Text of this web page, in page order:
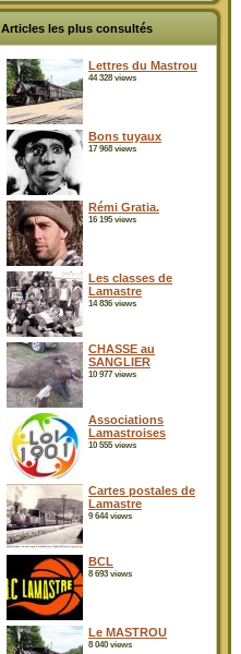
Articles les plus consultés
Lettres du Mastrou
44 328 views
Bons tuyaux
17 968 views
Rémi Gratia.
16 195 views
Les classes de
Lamastre
14 836 views
CHASSE au
SANGLIER
10 977 views
Associations
Lamastroises
10 555 views
Cartes postales de
Lamastre
9 644 views
BCL
8 693 views
Le MASTROU
8 040 views